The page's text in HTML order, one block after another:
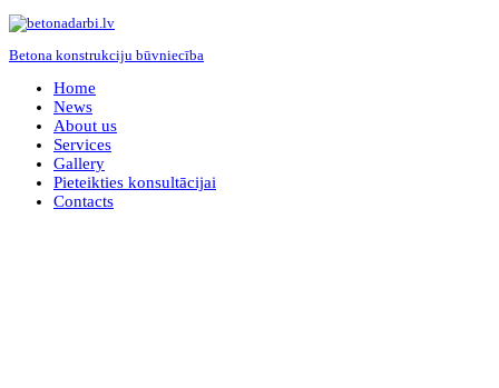
Betona konstrukciju būvniecība
Home
News
About us
Services
Gallery
Pieteikties konsultācijai
Contacts